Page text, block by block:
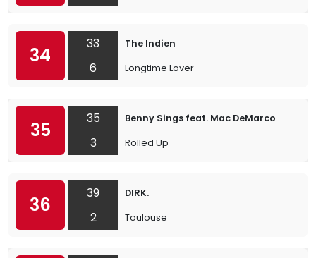
34
33
6
The Indien
Longtime Lover
35
35
3
Benny Sings feat. Mac DeMarco
Rolled Up
36
39
2
DIRK.
Toulouse